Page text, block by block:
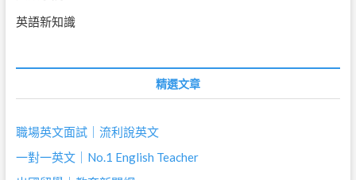
英語新知識
精選文章
職場英文面試｜流利說英文
一對一英文｜No.1 English Teacher